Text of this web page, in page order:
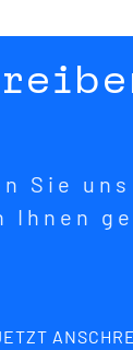
Sie
Ihnen